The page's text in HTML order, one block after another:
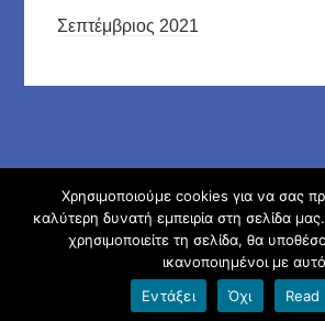
Σεπτέμβριος 2021
© Ημερήσιο Γενικό Λύκειο
Φιλοξενείται στο https://blogs.sch.gr |
Alpona
Όροι χρήσης blogs.sch.gr|Δήλωση
Χρησιμοποιούμε cookies για να σας
καλύτερη δυνατή εμπειρία στη σελίδα
χρησιμοποιείτε τη σελίδα, θα
ικανοποιημένοι με
Εντάξει
Όχι